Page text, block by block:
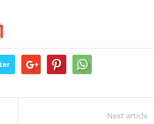
Next article